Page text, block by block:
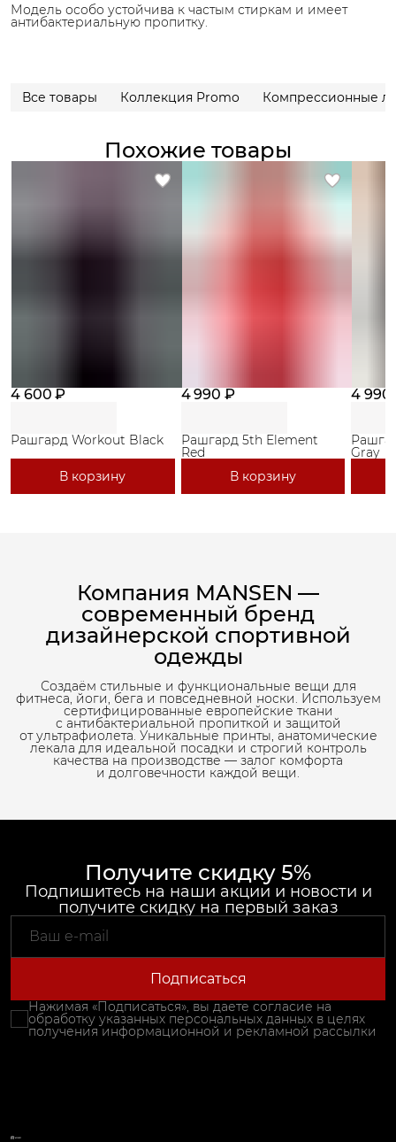
Модель особо устойчива к частым стиркам и имеет
антибактериальную пропитку.
Все товары Коллекция Promo Компрессионные
Похожие товары
4 600 ₽
Рашгард Workout Black
В корзину
4 990 ₽
Рашгард 5th Element
Red
В корзину
4 990
Gray
Компания MANSEN —
современный бренд
дизайнерской спортивной
одежды
Создаём стильные и функциональные вещи для
фитнеса, йоги, бега и повседневной носки. Используем
сертифицированные европейские ткани
с антибактериальной пропиткой и защитой
от ультрафиолета. Уникальные принты, анатомические
лекала для идеальной посадки и строгий контроль
качества на производстве — залог комфорта
и долговечности каждой вещи.
Получите скидку 5%
Подпишитесь на наши акции и новости и
получите скидку на первый заказ
Подписаться
Нажимая «Подписаться», вы даете согласие на
обработку указанных персональных данных в целях
получения информационной и рекламной рассылки